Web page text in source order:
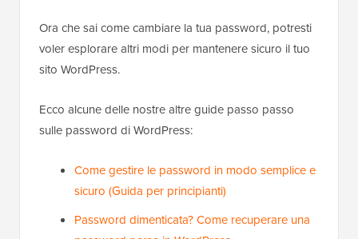
Ora che sai come cambiare la tua password, potresti
voler esplorare altri modi per mantenere sicuro il tuo
sito WordPress.
Ecco alcune delle nostre altre guide passo passo
sulle password di WordPress:
Come gestire le password in modo semplice e
sicuro (Guida per principianti)
Password dimenticata? Come recuperare una